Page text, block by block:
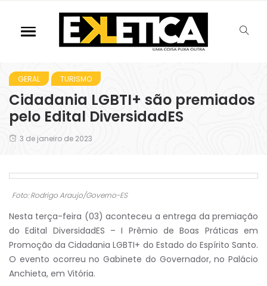
GERAL TURISMO
Cidadania LGBTI+ são premiados
pelo Edital DiversidadES
3 de janeiro de 2023
Foto: Rodrigo Araujo/Governo-ES
Nesta terça-feira (03) aconteceu a entrega da premiação
do Edital DiversidadES – I Prêmio de Boas Práticas em
Promoção da Cidadania LGBTI+ do Estado do Espírito Santo.
O evento ocorreu no Gabinete do Governador, no Palácio
Anchieta, em Vitória.